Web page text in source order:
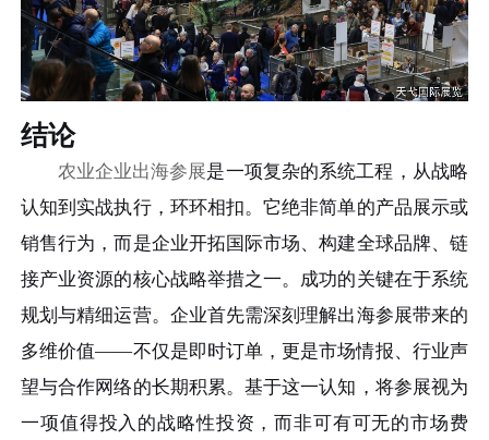
结论
农业企业出海参展是一项复杂的系统工程，从战略
认知到实战执行，环环相扣。它绝非简单的产品展示或
销售行为，而是企业开拓国际市场、构建全球品牌、链
接产业资源的核心战略举措之一。成功的关键在于系统
规划与精细运营。企业首先需深刻理解出海参展带来的
多维价值——不仅是即时订单，更是市场情报、行业声
望与合作网络的长期积累。基于这一认知，将参展视为
一项值得投入的战略性投资，而非可有可无的市场费